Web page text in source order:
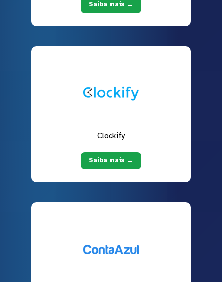
Saiba mais →
Clockify
Saiba mais →